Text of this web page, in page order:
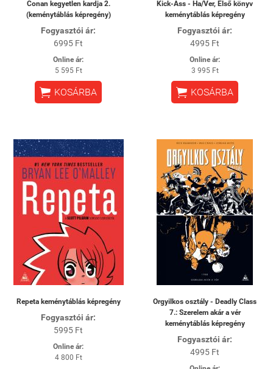
Conan kegyetlen kardja 2.
(keménytáblás képregény)
Fogyasztói ár:
6995 Ft
Online ár:
5 595 Ft
 KOSÁRBA
Kick-Ass - Ha/Ver, Első könyv
keménytáblás képregény
Fogyasztói ár:
4995 Ft
Online ár:
3 995 Ft
 KOSÁRBA
Repeta keménytáblás képregény
Fogyasztói ár:
5995 Ft
Online ár:
4 800 Ft
Orgyilkos osztály - Deadly Class
7.: Szerelem akár a vér
keménytáblás képregény
Fogyasztói ár:
4995 Ft